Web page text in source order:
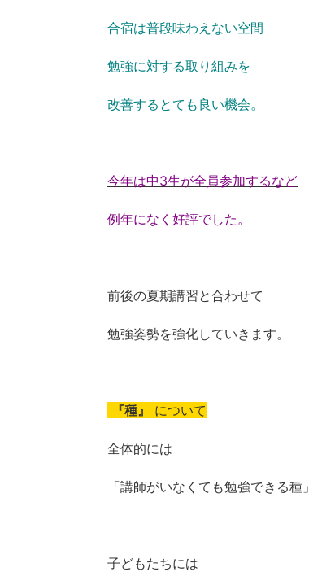
合宿は普段味わえない空間
勉強に対する取り組みを
改善するとても良い機会。
今年は中3生が全員参加するなど
例年になく好評でした。
前後の夏期講習と合わせて
勉強姿勢を強化していきます。
『種』 について
全体的には
「講師がいなくても勉強できる種」
子どもたちには